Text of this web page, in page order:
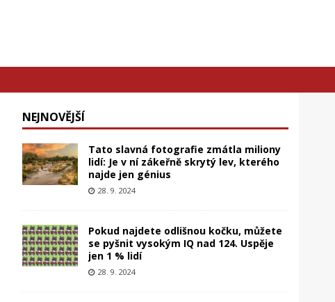
NEJNOVĚJŠÍ
Tato slavná fotografie zmátla miliony
lidí: Je v ní zákeřně skrytý lev, kterého
najde jen génius
28. 9. 2024
Pokud najdete odlišnou kočku, můžete
se pyšnit vysokým IQ nad 124. Uspěje
jen 1 % lidí
28. 9. 2024